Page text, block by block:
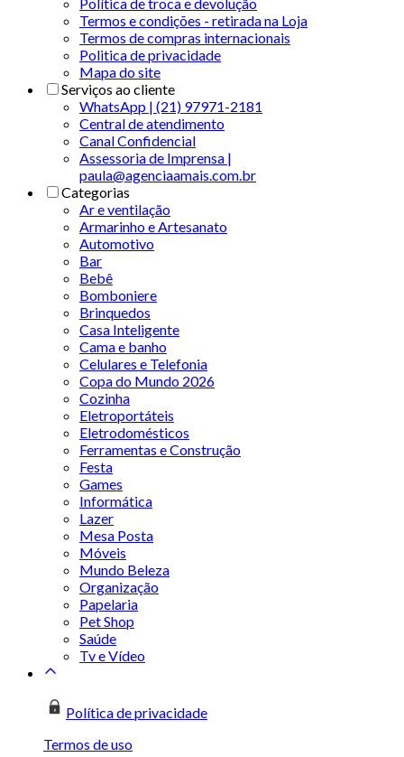
Termos e condições - retirada na Loja
Termos de compras internacionais
Politica de privacidade
Mapa do site
Serviços ao cliente
WhatsApp | (21) 97971-2181
Central de atendimento
Canal Confidencial
Assessoria de Imprensa |
paula@agenciaamais.com.br
Categorias
Ar e ventilação
Armarinho e Artesanato
Automotivo
Bar
Bebê
Bomboniere
Brinquedos
Casa Inteligente
Cama e banho
Celulares e Telefonia
Copa do Mundo 2026
Cozinha
Eletroportáteis
Eletrodomésticos
Ferramentas e Construção
Festa
Games
Informática
Lazer
Mesa Posta
Móveis
Mundo Beleza
Organização
Papelaria
Pet Shop
Saúde
Tv e Vídeo
Política de privacidade
Termos de uso